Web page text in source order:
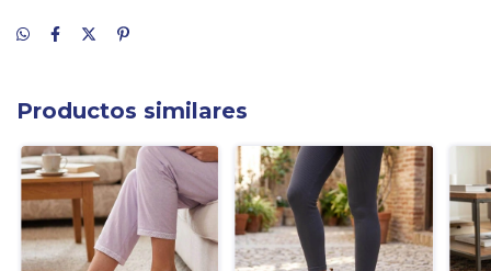
Productos similares